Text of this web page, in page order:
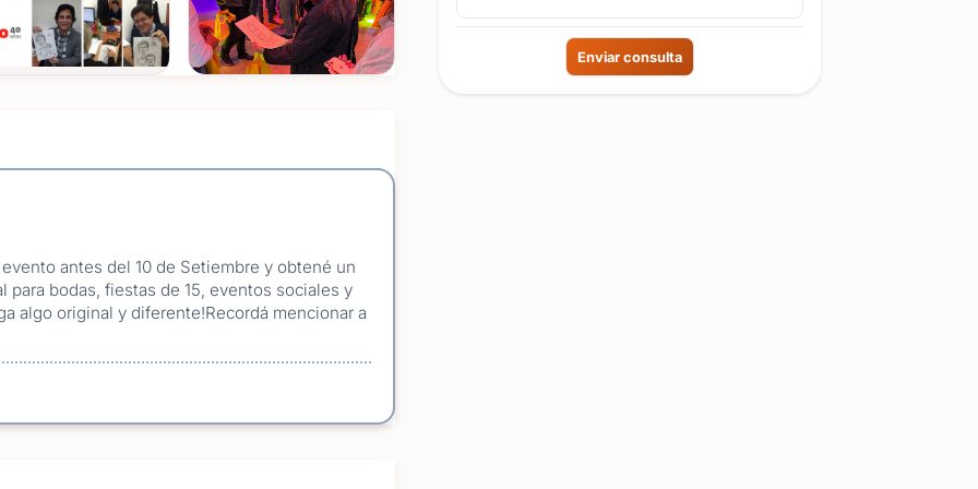
y con buena onda, donde el invitado se
ridiculizado o expuesto.
en vivo durante la fiesta.
y banner, asegurando una puesta en escena
antes del 10 de Setiembre y obtené un
para bodas, fiestas de 15, eventos sociales y
algo original y diferente!Recordá mencionar a
Enviar consulta